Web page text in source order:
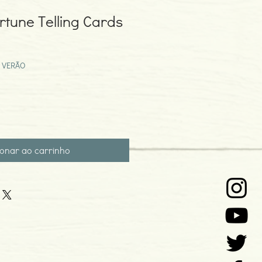
Telling Cards
ao carrinho